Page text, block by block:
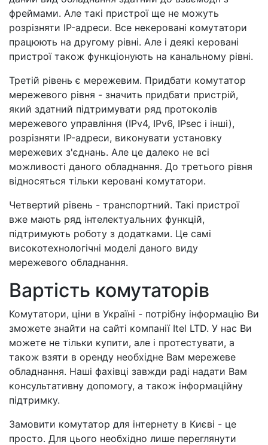
фреймами. Але такі пристрої ще не можуть
розрізняти IP-адреси. Все некеровані комутатори
працюють на другому рівні. Але і деякі керовані
пристрої також функціонують на канальному рівні.
Третій рівень є мережевим. Придбати комутатор
мережевого рівня - значить придбати пристрій,
який здатний підтримувати ряд протоколів
мережевого управління (IPv4, IPv6, IPsec і інші),
розрізняти IP-адреси, виконувати установку
мережевих з'єднань. Але це далеко не всі
можливості даного обладнання. До третього рівня
відносяться тільки керовані комутатори.
Четвертий рівень - транспортний. Такі пристрої
вже мають ряд інтелектуальних функцій,
підтримують роботу з додатками. Це самі
високотехнологічні моделі даного виду
мережевого обладнання.
Вартість комутаторів
Комутатори, ціни в Україні - потрібну інформацію Ви
зможете знайти на сайті компанії Itel LTD. У нас Ви
можете не тільки купити, але і протестувати, а
також взяти в оренду необхідне Вам мережеве
обладнання. Наші фахівці завжди раді надати Вам
консультативну допомогу, а також інформаційну
підтримку.
Замовити комутатор для інтернету в Києві - це
просто. Для цього необхідно лише переглянути